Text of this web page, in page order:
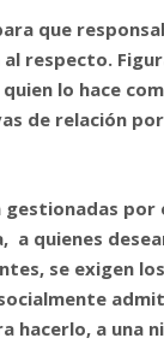
que
respecto.
lo hace
de relación
gestionadas
quienes
se exigen
hacerlo, a una